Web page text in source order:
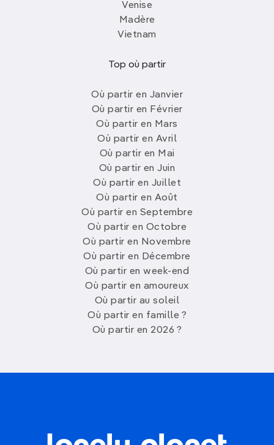
Venise
Madère
Vietnam
Top où partir
Où partir en Janvier
Où partir en Février
Où partir en Mars
Où partir en Avril
Où partir en Mai
Où partir en Juin
Où partir en Juillet
Où partir en Août
Où partir en Septembre
Où partir en Octobre
Où partir en Novembre
Où partir en Décembre
Où partir en week-end
Où partir en amoureux
Où partir au soleil
Où partir en famille ?
Où partir en 2026 ?